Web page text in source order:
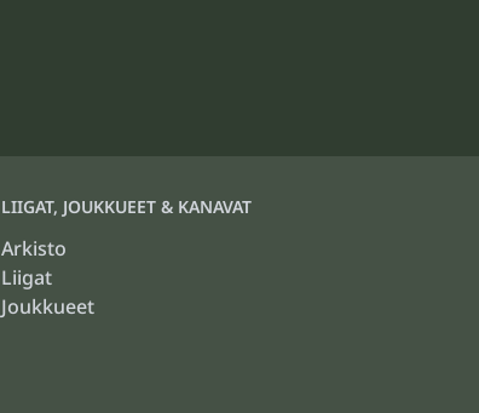
LIIGAT, JOUKKUEET & KANAVAT
Arkisto
Liigat
Joukkueet